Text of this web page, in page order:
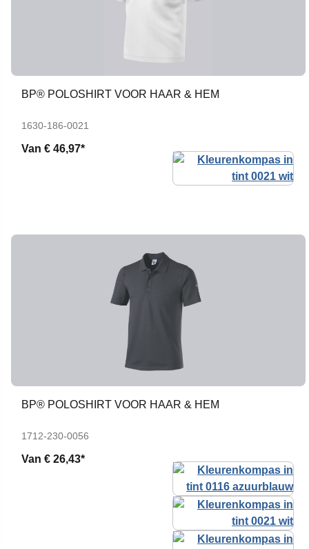
BP® POLOSHIRT VOOR HAAR & HEM
1630-186-0021
Van € 46,97*
BP® POLOSHIRT VOOR HAAR & HEM
1712-230-0056
Van € 26,43*